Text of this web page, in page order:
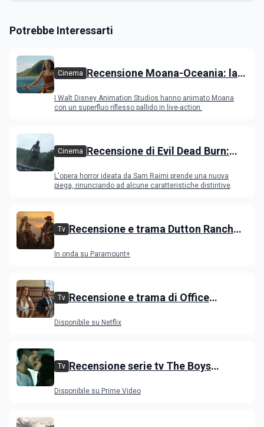
Potrebbe Interessarti
Cinema Recensione Moana-Oceania: la
successo del film
I Walt Disney Animation Studios hanno animato Moana
con un superfluo riflesso pallido in live-action.
Cinema Recensione di Evil Dead Burn:
gioca con il fuoco e si brucia
L'opera horror ideata da Sam Raimi prende una nuova
piega, rinunciando ad alcune caratteristiche distintive
Tv Recensione e trama Dutton Ranch
venerdì 3 luglio
In onda su Paramount+
Tv Recensione e trama di Office
Disponibile su Netflix
Tv Recensione serie tv The Boys
Disponibile su Prime Video